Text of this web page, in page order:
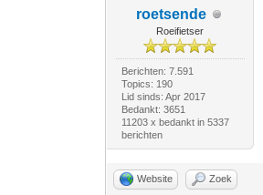
roetsende
Roeifietser
Berichten: 7.591
Topics: 190
Lid sinds: Apr 2017
Bedankt: 3651
11203 x bedankt in 5337
berichten
Website Zoek